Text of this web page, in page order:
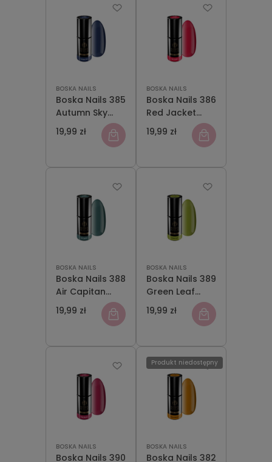
BOSKA NAILS
Boska Nails 385
Autumn Sky
Lakier
Hybrydowy 6
19,99 zł
BOSKA NAILS
Boska Nails 386
Red Jacket
Lakier
Hybrydowy 6
19,99 zł
BOSKA NAILS
Boska Nails 388
Air Capitan
Lakier
Hybrydowy 6
19,99 zł
BOSKA NAILS
Boska Nails 389
Green Leaf
Lakier
Hybrydowy 6
19,99 zł
BOSKA NAILS
Boska Nails 390
BOSKA NAILS
Boska Nails 382
Produkt niedostępny